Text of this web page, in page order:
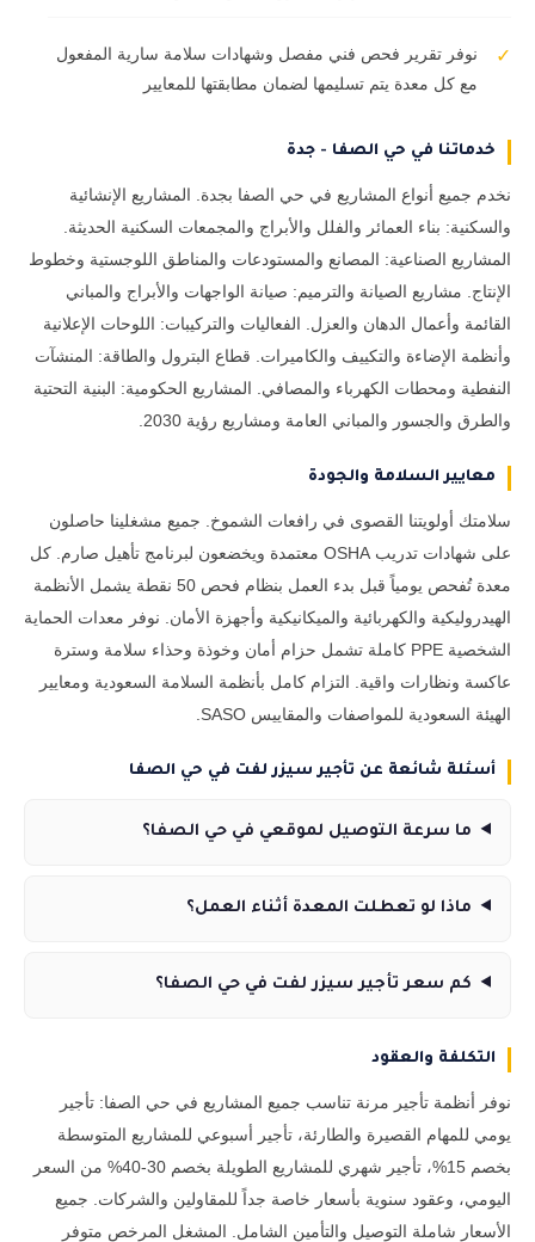
✓
نوفر تقرير فحص فني مفصل وشهادات سلامة سارية المفعول
مع كل معدة يتم تسليمها لضمان مطابقتها للمعايير
خدماتنا في حي الصفا - جدة
نخدم جميع أنواع المشاريع في حي الصفا بجدة. المشاريع الإنشائية
والسكنية: بناء العمائر والفلل والأبراج والمجمعات السكنية الحديثة.
المشاريع الصناعية: المصانع والمستودعات والمناطق اللوجستية وخطوط
الإنتاج. مشاريع الصيانة والترميم: صيانة الواجهات والأبراج والمباني
القائمة وأعمال الدهان والعزل. الفعاليات والتركيبات: اللوحات الإعلانية
وأنظمة الإضاءة والتكييف والكاميرات. قطاع البترول والطاقة: المنشآت
النفطية ومحطات الكهرباء والمصافي. المشاريع الحكومية: البنية التحتية
والطرق والجسور والمباني العامة ومشاريع رؤية 2030.
معايير السلامة والجودة
سلامتك أولويتنا القصوى في رافعات الشموخ. جميع مشغلينا حاصلون
على شهادات تدريب OSHA معتمدة ويخضعون لبرنامج تأهيل صارم. كل
معدة تُفحص يومياً قبل بدء العمل بنظام فحص 50 نقطة يشمل الأنظمة
الهيدروليكية والكهربائية والميكانيكية وأجهزة الأمان. نوفر معدات الحماية
الشخصية PPE كاملة تشمل حزام أمان وخوذة وحذاء سلامة وسترة
عاكسة ونظارات واقية. التزام كامل بأنظمة السلامة السعودية ومعايير
الهيئة السعودية للمواصفات والمقاييس SASO.
أسئلة شائعة عن تأجير سيزر لفت في حي الصفا
ما سرعة التوصيل لموقعي في حي الصفا؟
ماذا لو تعطلت المعدة أثناء العمل؟
كم سعر تأجير سيزر لفت في حي الصفا؟
التكلفة والعقود
نوفر أنظمة تأجير مرنة تناسب جميع المشاريع في حي الصفا: تأجير
يومي للمهام القصيرة والطارئة، تأجير أسبوعي للمشاريع المتوسطة
بخصم 15%، تأجير شهري للمشاريع الطويلة بخصم 30-40% من السعر
اليومي، وعقود سنوية بأسعار خاصة جداً للمقاولين والشركات. جميع
الأسعار شاملة التوصيل والتأمين الشامل. المشغل المرخص متوفر